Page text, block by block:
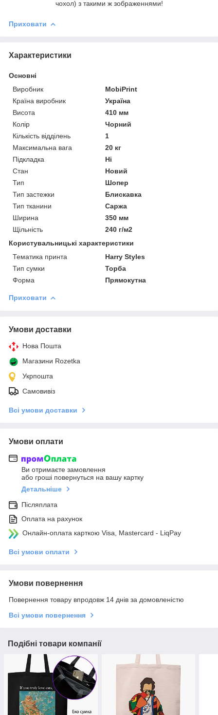
чохол) з такими ж зображеннями!
Приховати
Характеристики
Основні
Виробник
MobiPrint
Країна виробник
Україна
Висота
410 мм
Колір
Чорний
Кількість відділень
1
Максимальна вага
20 кг
Підкладка
Ні
Стан
Новий
Тип
Шопер
Тип застежки
Блискавка
Тип тканини
Саржа
Ширина
350 мм
Щільність
240 г/м2
Користувальницькі характеристики
Тематика принта
Harry Styles
Тип сумки
Торба
Форма
Прямокутна
Приховати
Умови доставки
Нова Пошта
Магазини Rozetka
Укрпошта
Самовивіз
Всі умови доставки
Умови оплати
Ви отримаєте замовлення
або гроші повернуться на вашу картку
Детальніше
Післяплата
Оплата на рахунок
Онлайн-оплата карткою Visa, Mastercard - LiqPay
Всі умови оплати
Умови повернення
Повернення товару впродовж 14 днів за домовленістю
Всі умови повернення
Подібні товари компанії